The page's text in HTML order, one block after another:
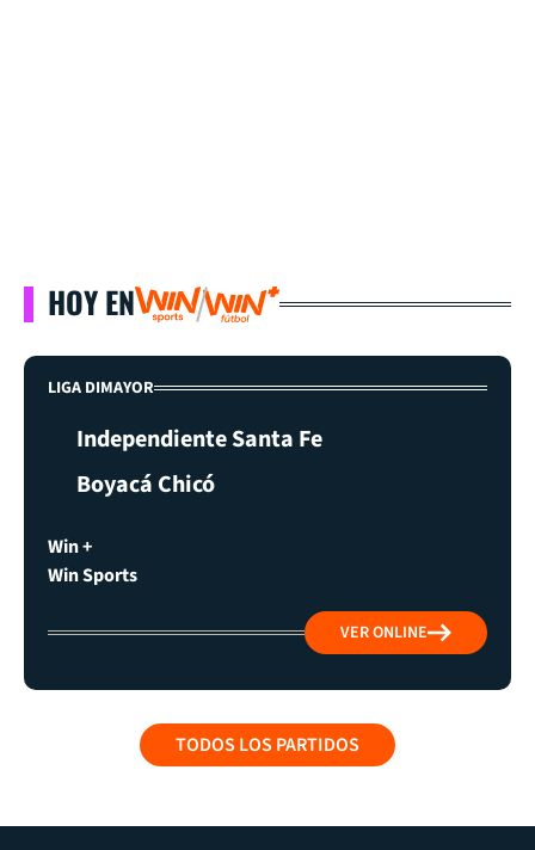
HOY EN
LIGA DIMAYOR
Independiente Santa Fe
Boyacá Chicó
Win +
Win Sports
VER ONLINE
TODOS LOS PARTIDOS